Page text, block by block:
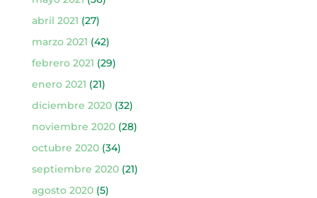
abril 2021 (27)
marzo 2021 (42)
febrero 2021 (29)
enero 2021 (21)
diciembre 2020(32)
noviembre 2020(28)
octubre 2020(34)
septiembre 2020(21)
agosto 2020(5)